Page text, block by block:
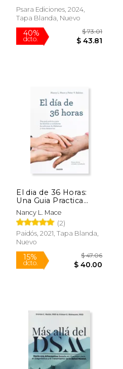
Psara Ediciones, 2024,
Tapa Blanda, Nuevo
40%
dcto.
El dia de 36 Horas:
Una Guia Practica
Para las Familias y
Cuidadoresde
Enfermos de
Alzheimer y Otras
Demencias: Nueva ed.
Nancy L. Mace
(2)
Paidós, 2021, Tapa Blanda,
Nuevo
15%
dcto. $ 40.00